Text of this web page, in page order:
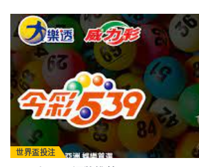
世界盃投注